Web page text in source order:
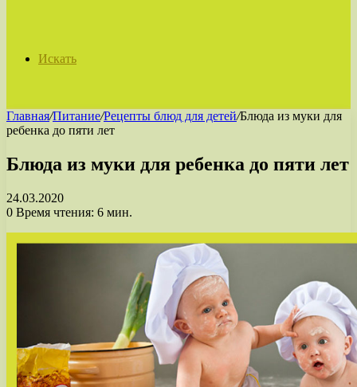
Искать
Главная/Питание/Рецепты блюд для детей/Блюда из муки для
ребенка до пяти лет
Блюда из муки для ребенка до пяти лет
24.03.2020
0 Время чтения: 6 мин.